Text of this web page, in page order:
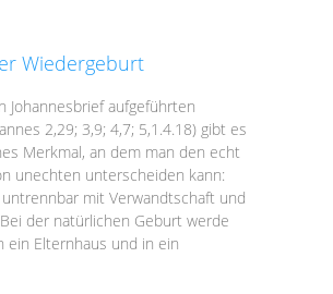
Wiedergeburt
Johannesbrief aufgeführten
2,29; 3,9; 4,7; 5,1.4.18) gibt es
Merkmal, an dem man den echt
unechten unterscheiden kann:
mit Verwandtschaft und
der natürlichen Geburt werde
ein Elternhaus und in ein